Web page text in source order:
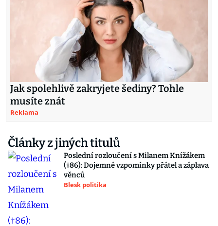
Jak spolehlivě zakryjete šediny? Tohle
musíte znát
Reklama
Články z jiných titulů
Poslední rozloučení s Milanem Knížákem
(†86): Dojemné vzpomínky přátel a záplava
věnců
Blesk politika